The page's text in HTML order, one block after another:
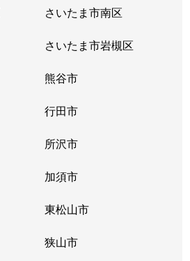
さいたま市南区
さいたま市岩槻区
熊谷市
行田市
所沢市
加須市
東松山市
狭山市